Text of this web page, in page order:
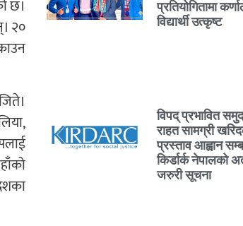
छ।
२०
प्रतियोगितामा
विद्यार्थी उत्कृष्ट
विपद् प्रभावित
राहत सामग्री
प्रस्ताव आह्वान
किर्डार्क नेपालको
जरुरी सूचना